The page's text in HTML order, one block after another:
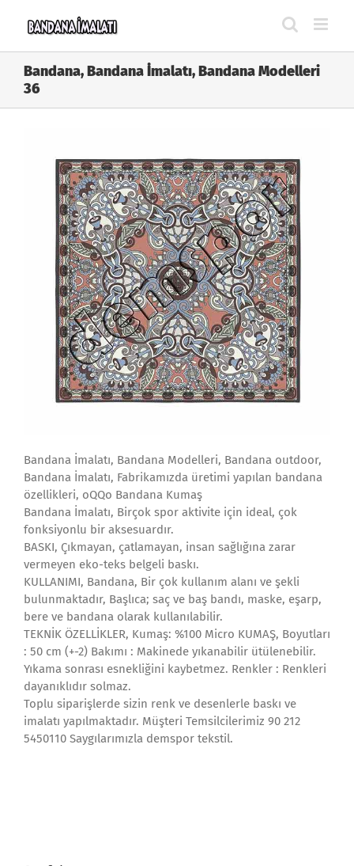
Bandana, Bandana İmalatı, Bandana Modelleri
36
Bandana İmalatı, Bandana Modelleri, Bandana outdoor,
Bandana İmalatı, Fabrikamızda üretimi yapılan bandana
özellikleri, oQQo Bandana Kumaş
Bandana İmalatı, Birçok spor aktivite için ideal, çok
fonksiyonlu bir aksesuardır.
BASKI, Çıkmayan, çatlamayan, insan sağlığına zarar
vermeyen eko-teks belgeli baskı.
KULLANIMI, Bandana, Bir çok kullanım alanı ve şekli
bulunmaktadır, Başlıca; saç ve baş bandı, maske, eşarp,
bere ve bandana olarak kullanılabilir.
TEKNİK ÖZELLİKLER, Kumaş: %100 Micro KUMAŞ, Boyutları
: 50 cm (+-2) Bakımı : Makinede yıkanabilir ütülenebilir.
Yıkama sonrası esnekliğini kaybetmez. Renkler : Renkleri
dayanıklıdır solmaz.
Toplu siparişlerde sizin renk ve desenlerle baskı ve
imalatı yapılmaktadır. Müşteri Temsilcilerimiz 90 212
5450110 Saygılarımızla demspor tekstil.